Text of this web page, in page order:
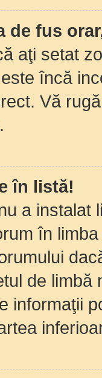
de fus
aţi setat
încă
Vă
în listă!
a instalat
în
de
informaţii